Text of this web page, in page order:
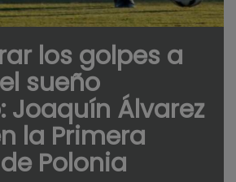
los golpes a
sueño
Joaquín Álvarez
la Primera
Polonia